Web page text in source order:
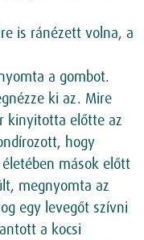
is ránézett volna, a
a gombot.
ki az. Mire
kinyitotta előtte az
hogy
mások előtt
megnyomta az
egy levegőt szívni
a kocsi